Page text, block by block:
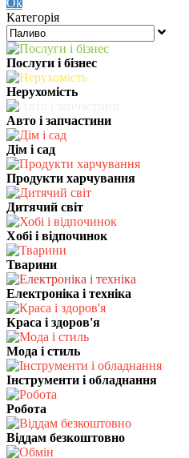
Категорія
Послуги і бізнес
Нерухомість
Авто і запчастини
Дім і сад
Продукти харчування
Дитячий світ
Хобі і відпочинок
Тварини
Електроніка і техніка
Краса і здоров'я
Мода і стиль
Інструменти і обладнання
Робота
Віддам безкоштовно